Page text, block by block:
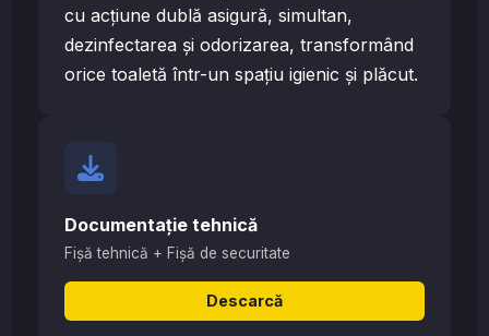
cu acțiune dublă asigură, simultan,
dezinfectarea și odorizarea, transformând
orice toaletă într-un spațiu igienic și plăcut.
Documentație tehnică
Fișă tehnică + Fișă de securitate
Descarcă